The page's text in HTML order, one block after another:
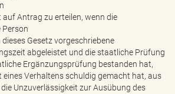
auf Antrag zu erteilen, wenn die
Gesetz vorgeschriebene
abgeleistet und die staatliche Prüfung
Ergänzungsprüfung bestanden hat,
eines Verhaltens schuldig gemacht hat, aus
Unzuverlässigkeit zur Ausübung des